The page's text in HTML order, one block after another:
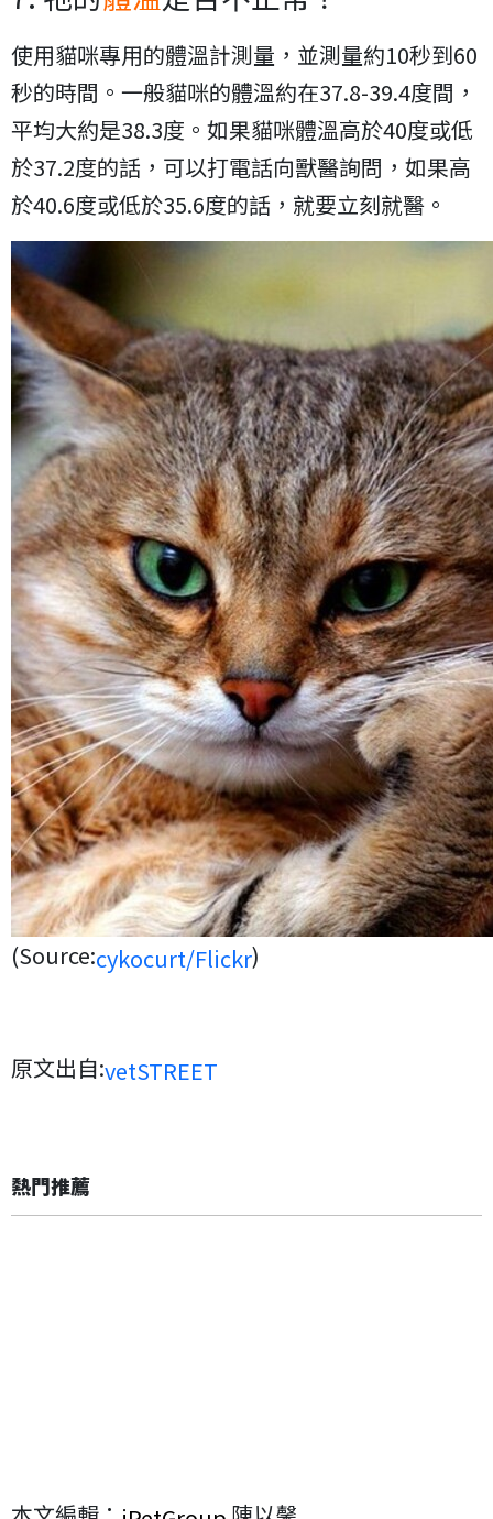
使用貓咪專用的體溫計測量，並測量約10秒到60
秒的時間。一般貓咪的體溫約在37.8-39.4度間，
平均大約是38.3度。如果貓咪體溫高於40度或低
於37.2度的話，可以打電話向獸醫詢問，如果高
於40.6度或低於35.6度的話，就要立刻就醫。
(Source:cykocurt/Flickr)
原文出自:vetSTREET
熱門推薦